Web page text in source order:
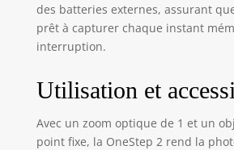
des batteries externes, assurant
prêt à capturer chaque instant
interruption.
Utilisation et
Avec un zoom optique de 1 et un
point fixe, la OneStep 2 rend la